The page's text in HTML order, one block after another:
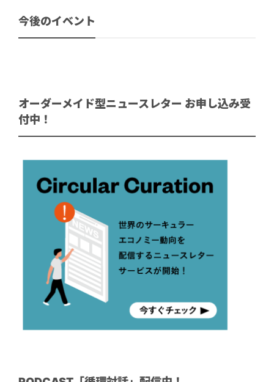
今後のイベント
オーダーメイド型ニュースレター お申し込み受
付中！